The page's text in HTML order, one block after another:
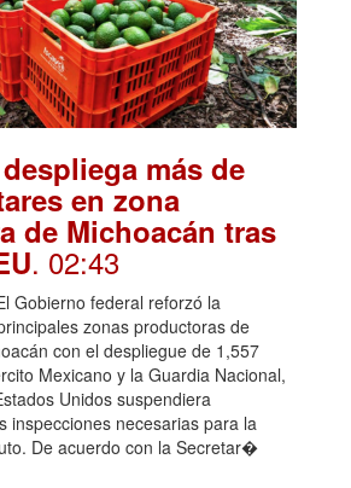
más de
en zona
de Michoacán tras
. 02:43
Gobierno federal reforzó la
zonas productoras de
con el despliegue de 1,557
Mexicano y la Guardia Nacional,
Unidos suspendiera
inspecciones necesarias para la
De acuerdo con la Secretar�